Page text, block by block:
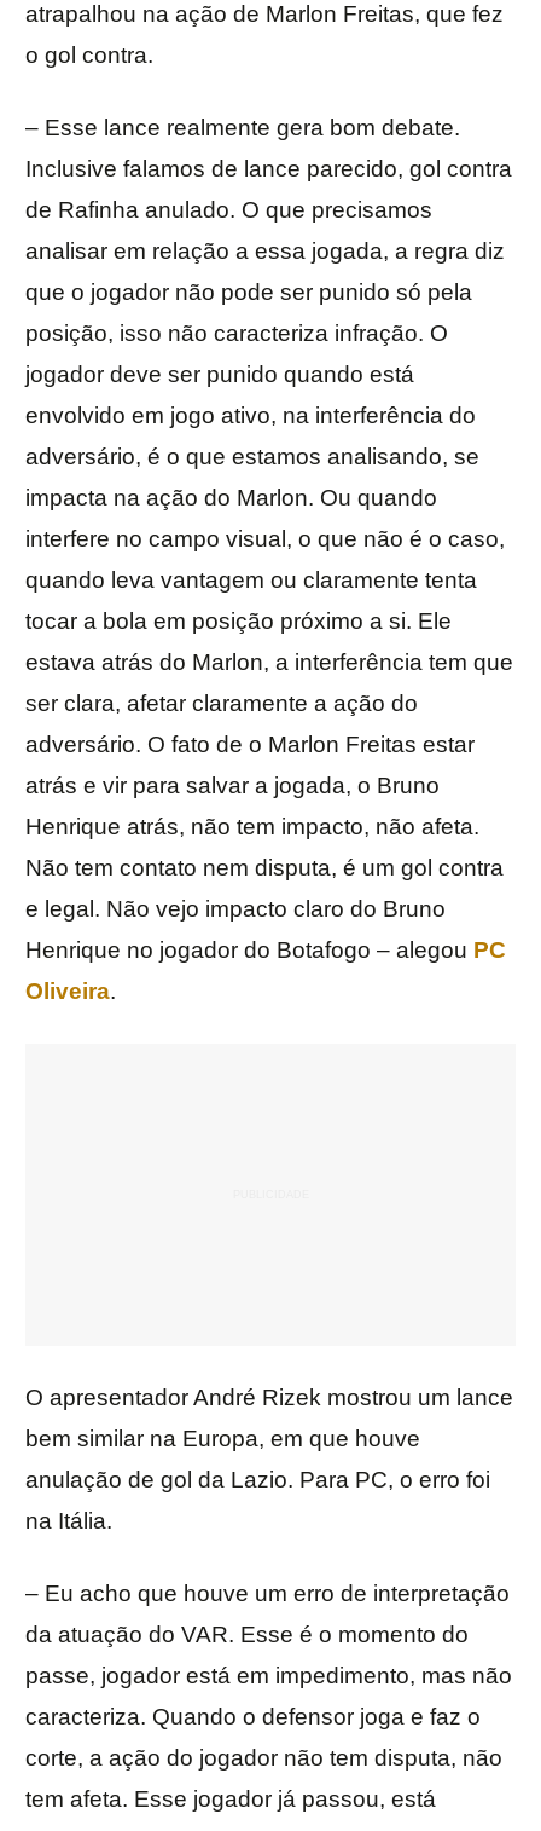
atrapalhou na ação de Marlon Freitas, que fez
o gol contra.
– Esse lance realmente gera bom debate.
Inclusive falamos de lance parecido, gol contra
de Rafinha anulado. O que precisamos
analisar em relação a essa jogada, a regra diz
que o jogador não pode ser punido só pela
posição, isso não caracteriza infração. O
jogador deve ser punido quando está
envolvido em jogo ativo, na interferência do
adversário, é o que estamos analisando, se
impacta na ação do Marlon. Ou quando
interfere no campo visual, o que não é o caso,
quando leva vantagem ou claramente tenta
tocar a bola em posição próximo a si. Ele
estava atrás do Marlon, a interferência tem que
ser clara, afetar claramente a ação do
adversário. O fato de o Marlon Freitas estar
atrás e vir para salvar a jogada, o Bruno
Henrique atrás, não tem impacto, não afeta.
Não tem contato nem disputa, é um gol contra
e legal. Não vejo impacto claro do Bruno
Henrique no jogador do Botafogo – alegou PC
Oliveira.
O apresentador André Rizek mostrou um lance
bem similar na Europa, em que houve
anulação de gol da Lazio. Para PC, o erro foi
na Itália.
– Eu acho que houve um erro de interpretação
da atuação do VAR. Esse é o momento do
passe, jogador está em impedimento, mas não
caracteriza. Quando o defensor joga e faz o
corte, a ação do jogador não tem disputa, não
tem afeta. Esse jogador já passou, está